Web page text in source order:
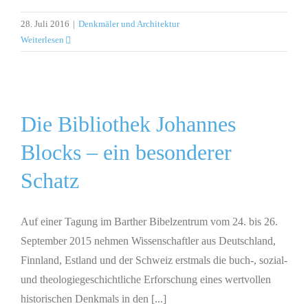
28. Juli 2016 | Denkmäler und Architektur
Weiterlesen
Die Bibliothek Johannes
Blocks – ein besonderer
Schatz
Auf einer Tagung im Barther Bibelzentrum vom 24. bis 26.
September 2015 nehmen Wissenschaftler aus Deutschland,
Finnland, Estland und der Schweiz erstmals die buch-, sozial-
und theologiegeschichtliche Erforschung eines wertvollen
historischen Denkmals in den [...]